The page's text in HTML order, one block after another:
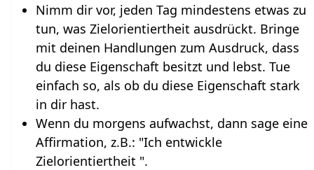
Nimm dir vor, jeden Tag mindestens etwas zu
tun, was Zielorientiertheit ausdrückt. Bringe
mit deinen Handlungen zum Ausdruck, dass
du diese Eigenschaft besitzt und lebst. Tue
einfach so, als ob du diese Eigenschaft stark
in dir hast.
Wenn du morgens aufwachst, dann sage eine
Affirmation, z.B.: "Ich entwickle
Zielorientiertheit ".